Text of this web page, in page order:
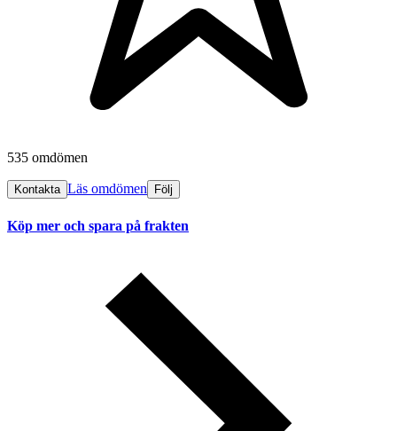
535 omdömen
Kontakta Läs omdömen Följ
Köp mer och spara på frakten